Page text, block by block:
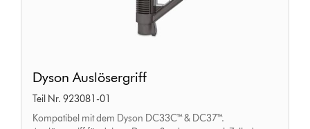
Auslösergriff
Dyson Auslösergriff
Teil Nr. 923081-01
Kompatibel mit dem Dyson DC33C™ & DC37™.